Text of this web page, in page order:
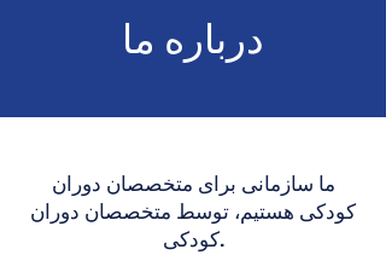
درباره ما
​ما سازمانی برای متخصصان دوران
کودکی هستیم، توسط متخصصان دوران
کودکی.